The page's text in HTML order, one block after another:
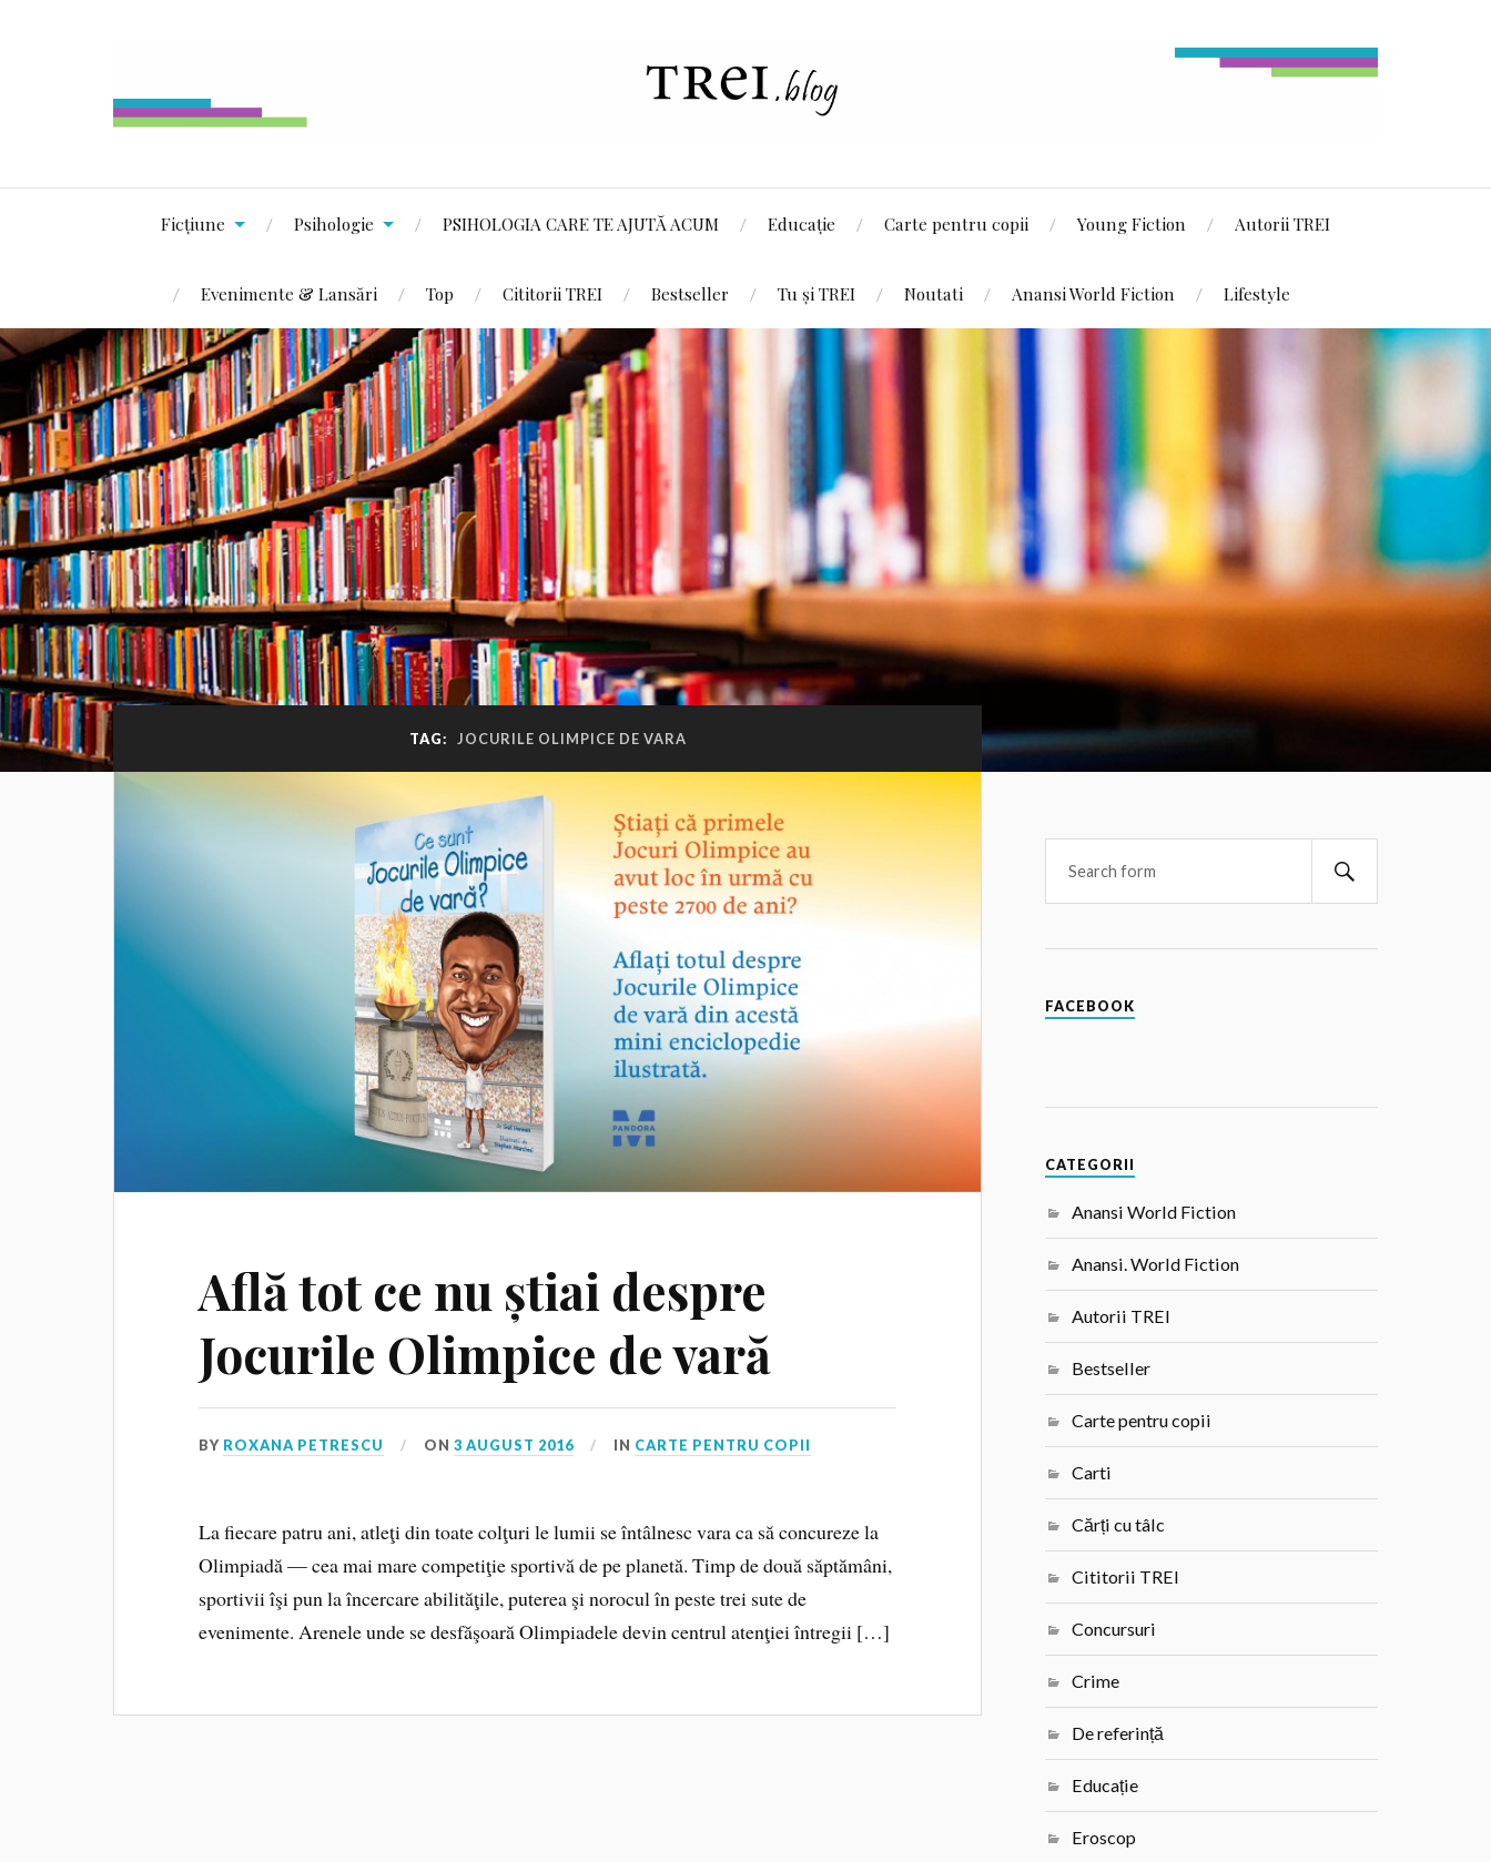
Ficțiune Psihologie PSIHOLOGIA CARE TE AJUTĂ ACUM Educație Carte pentru copii Young Fiction Autorii TREI
Evenimente & Lansări Top Cititorii TREI Bestseller Tu și TREI Noutati Anansi World Fiction Lifestyle
TAG: JOCURILE OLIMPICE DE VARA
Află tot ce nu știai despre
Jocurile Olimpice de vară
BY ROXANA PETRESCU ON3 AUGUST 2016 IN CARTE PENTRU COPII
La fiecare patru ani, atleţi din toate colţuri le lumii se întâlnesc vara ca să concureze la
Olimpiadă — cea mai mare competiţie sportivă de pe planetă. Timp de două săptămâni,
sportivii îşi pun la încercare abilităţile, puterea şi norocul în peste trei sute de
evenimente. Arenele unde se desfăşoară Olimpiadele devin centrul atenţiei întregii […]
FACEBOOK
CATEGORII
Anansi World Fiction
Anansi. World Fiction
Autorii TREI
Bestseller
Carte pentru copii
Carti
Cărți cu tâlc
Cititorii TREI
Concursuri
Crime
De referință
Educație
Eroscop